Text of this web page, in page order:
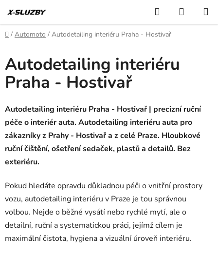
na
obsah
Hledat
KOŠÍK
Domů
/ Automoto / Autodetailing interiéru Praha - Hostivař
Autodetailing interiéru
Praha - Hostivař
Autodetailing interiéru Praha - Hostivař | precizní ruční
péče o interiér auta. Autodetailing interiéru auta pro
zákazníky z Prahy - Hostivař a z celé Praze. Hloubkové
ruční čištění, ošetření sedaček, plastů a detailů. Bez
exteriéru.
Pokud hledáte opravdu důkladnou péči o vnitřní prostory
vozu, autodetailing interiéru v Praze je tou správnou
volbou. Nejde o běžné vysátí nebo rychlé mytí, ale o
detailní, ruční a systematickou práci, jejímž cílem je
maximální čistota, hygiena a vizuální úroveň interiéru.